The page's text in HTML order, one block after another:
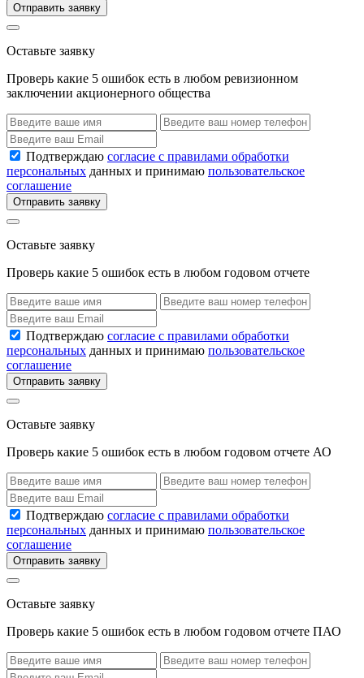
Отправить заявку
Оставьте заявку
Проверь какие 5 ошибок есть в любом ревизионном
заключении акционерного общества
Подтверждаю согласие с правилами обработки
персональных данных и принимаю пользовательское
соглашение
Отправить заявку
Оставьте заявку
Проверь какие 5 ошибок есть в любом годовом отчете
Подтверждаю согласие с правилами обработки
персональных данных и принимаю пользовательское
соглашение
Отправить заявку
Оставьте заявку
Проверь какие 5 ошибок есть в любом годовом отчете АО
Подтверждаю согласие с правилами обработки
персональных данных и принимаю пользовательское
соглашение
Отправить заявку
Оставьте заявку
Проверь какие 5 ошибок есть в любом годовом отчете ПАО